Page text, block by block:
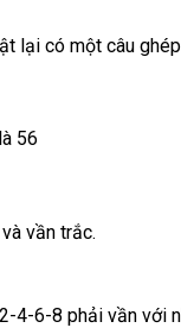
lại có một câu
56
vần trắc.
4-6-8 phải vần với